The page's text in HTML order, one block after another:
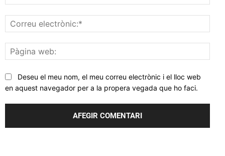
web:
Deseu el meu nom, el meu correu electrònic i el lloc web
en aquest navegador per a la propera vegada que ho faci.